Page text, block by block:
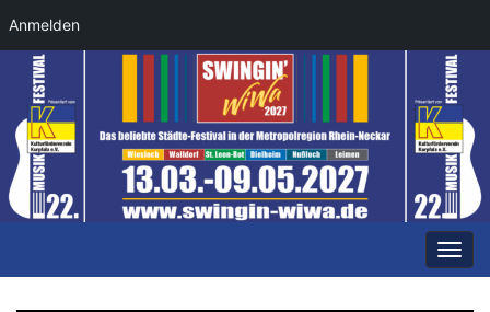
Anmelden